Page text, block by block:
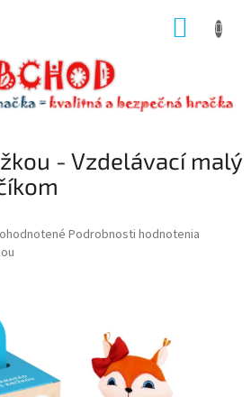
- Vzdelávací malý
Podrobnosti hodnotenia